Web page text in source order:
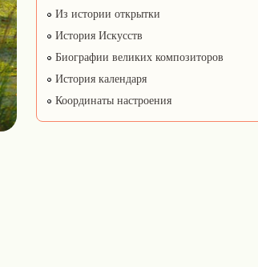
Из истории открытки
История Искусств
Биографии великих композиторов
История календаря
Координаты настроения